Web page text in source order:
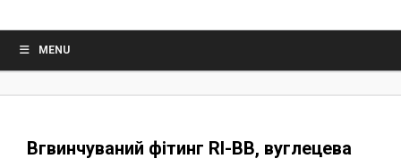
MENU
Вгвинчуваний фітинг RI-BB, вуглецева